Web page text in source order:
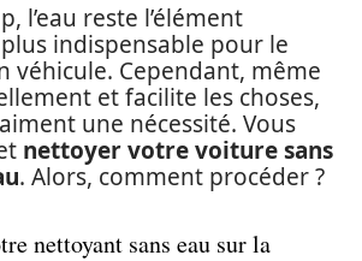
l’eau reste l’élément
indispensable pour le
véhicule. Cependant, même
et facilite les choses,
une nécessité. Vous
nettoyer votre voiture sans
. Alors, comment procéder ?
nettoyant sans eau sur la